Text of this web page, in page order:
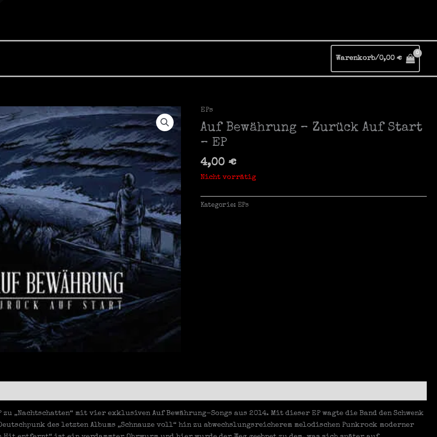
Warenkorb/0,00 €
EPs
Auf Bewährung – Zurück Auf Start
– EP
4,00 €
Nicht vorrätig
Kategorie:EPs
zu „Nachtschatten“ mit vier exklusiven Auf Bewährung-Songs aus 2014. Mit dieser EP wagte die Band den Schwenk
des letzten Albums „Schnauze voll“ hin zu abwechslungsreicherem melodischen Punkrock moderner